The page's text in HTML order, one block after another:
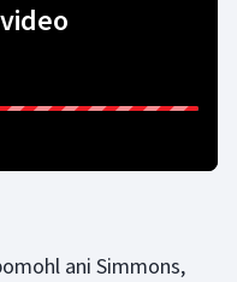
ani Simmons,